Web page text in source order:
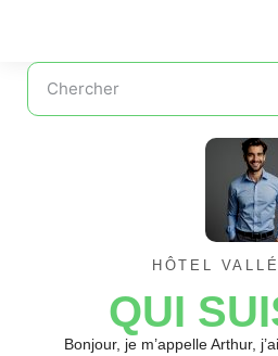
HÔTEL
QUI
Bonjour, je m’appelle Arthur,